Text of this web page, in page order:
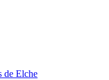
de Elche